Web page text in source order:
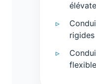
rigides